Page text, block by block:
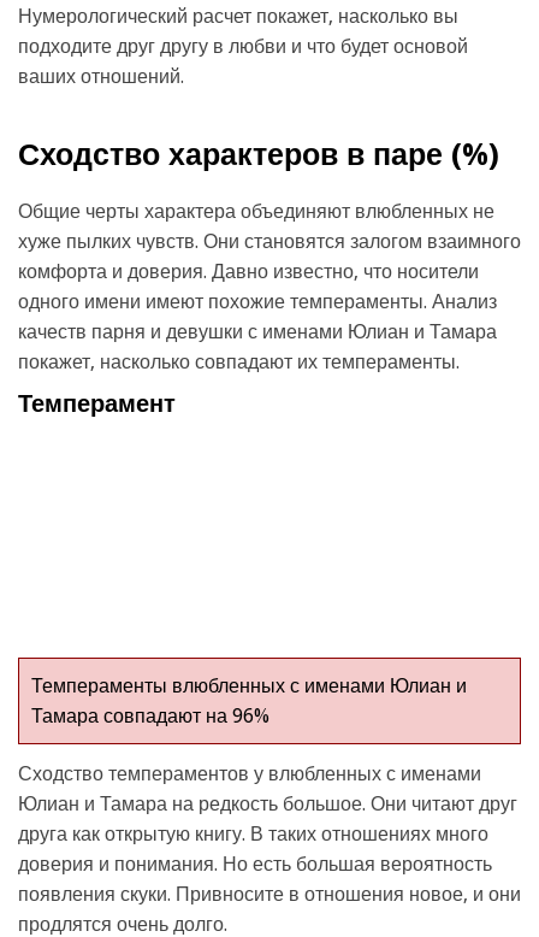
Нумерологический расчет покажет, насколько вы
подходите друг другу в любви и что будет основой
ваших отношений.
Сходство характеров в паре (%)
Общие черты характера объединяют влюбленных не
хуже пылких чувств. Они становятся залогом взаимного
комфорта и доверия. Давно известно, что носители
одного имени имеют похожие темпераменты. Анализ
качеств парня и девушки с именами Юлиан и Тамара
покажет, насколько совпадают их темпераменты.
Темперамент
Темпераменты влюбленных с именами Юлиан и
Тамара совпадают на 96%
Сходство темпераментов у влюбленных с именами
Юлиан и Тамара на редкость большое. Они читают друг
друга как открытую книгу. В таких отношениях много
доверия и понимания. Но есть большая вероятность
появления скуки. Привносите в отношения новое, и они
продлятся очень долго.